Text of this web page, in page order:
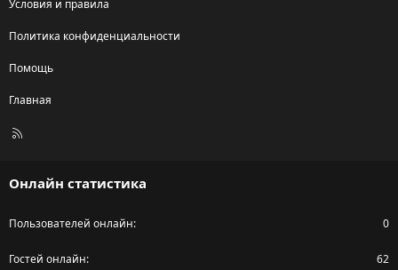
Условия и правила
Политика конфиденциальности
Помощь
Главная
R
Онлайн статистика
Пользователей онлайн 0
Гостей онлайн 62